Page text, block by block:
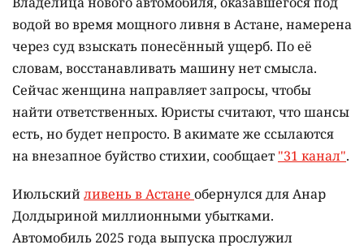
водой во время мощного ливня в Астане, намерена
через суд взыскать понесённый ущерб. По её
словам, восстанавливать машину нет смысла.
Сейчас женщина направляет запросы, чтобы
найти ответственных. Юристы считают, что шансы
есть, но будет непросто. В акимате же ссылаются
на внезапное буйство стихии, сообщает "31 канал".
Июльскийливень в Астане обернулся для Анар
Долдыриной миллионными убытками.
Автомобиль 2025 года выпуска прослужил